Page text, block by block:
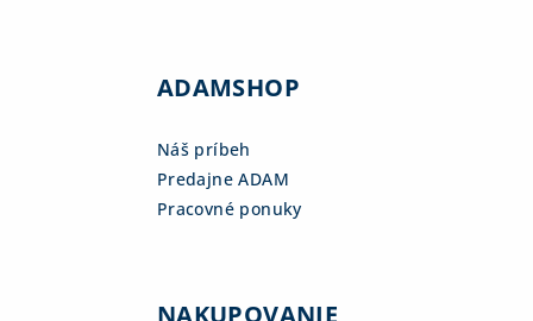
ADAMSHOP
Náš príbeh
Predajne ADAM
Pracovné ponuky